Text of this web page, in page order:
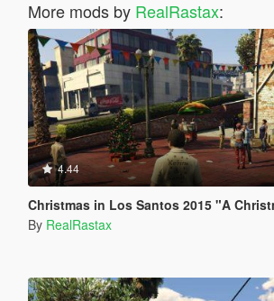
More mods by RealRastax:
4.44
Christmas in Los Santos 2015 "A
By RealRastax